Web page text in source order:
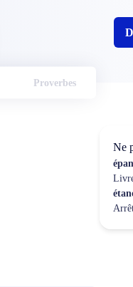
Proverbes
Ne